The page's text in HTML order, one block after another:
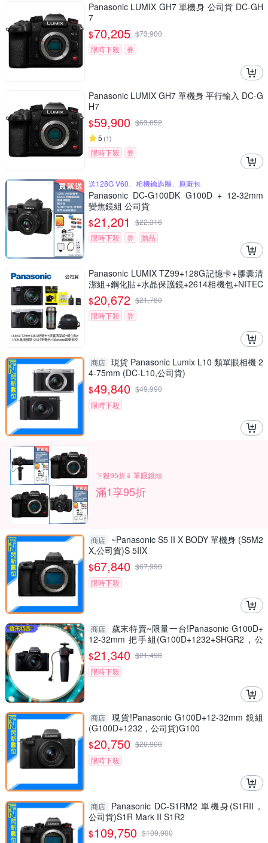
Panasonic LUMIX GH7 單機身 公司貨 DC-GH
7
$70,205 $73,900
限時下殺
券
Panasonic LUMIX GH7 單機身 平行輸入 DC-G
H7
$59,900 $63,052
5 (1)
限時下殺 券
送128G V60、相機鑰匙圈、原廠包
Panasonic DC-G100DK G100D + 12-32mm
變焦鏡組 公司貨
$21,201 $22,316
限時下殺
券 贈品
Panasonic LUMIX TZ99+128G記憶卡+膠囊清
潔組+鋼化貼+水晶保護鏡+2614相機包+NITEC
ORE BB nano 迷你電動氣吹(公司貨)
$20,672 $21,760
限時下殺
券
商店 現貨 Panasonic Lumix L10 類單眼相機 2
4-75mm (DC-L10,公司貨)
$49,840 $49,990
限時下殺
下殺95折⇓ 單眼鏡頭
滿1享95折
商店
~Panasonic S5 II X BODY 單機身 (S5M2
X,公司貨)S 5IIX
$67,840 $67,990
限時下殺
商店
歲末特賣~限量一台!Panasonic G100D+
12-32mm 把手組(G100D+1232+SHGR2，公
司貨)
$21,340 $21,490
限時下殺
商店
現貨!Panasonic G100D+12-32mm 鏡組
(G100D+1232，公司貨)G100
$20,750 $20,900
限時下殺
商店
Panasonic DC-S1RM2 單機身(S1RII，
公司貨)S1R Mark II S1R2
$109,750 $109,900